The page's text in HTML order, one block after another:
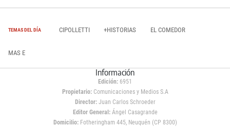
TEMAS DEL DÍA CIPOLLETTI +HISTORIAS EL COMEDOR
MAS E
Información
Edición: 6951
Propietario:Comunicaciones y Medios S.A
Director: Juan Carlos Schroeder
Editor General:Ángel Casagrande
Domicilio:Fotheringham 445, Neuquén (CP 8300)